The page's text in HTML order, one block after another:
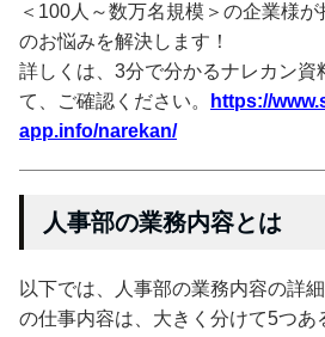
＜100人～数万名規模＞の企業様
のお悩みを解決します！
詳しくは、3分で分かるナレカン資
て、ご確認ください。
https://
app.info/narekan/
人事部の業務内容とは
以下では、人事部の業務内容の詳
の仕事内容は、大きく分けて5つあ